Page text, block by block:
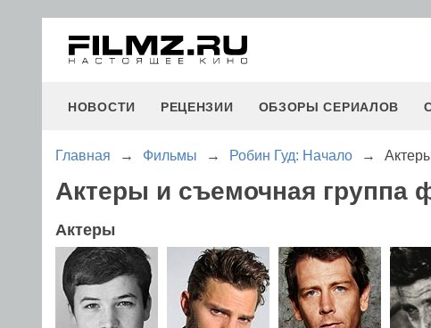
НОВОСТИ РЕЦЕНЗИИ ОБЗОРЫ СЕРИАЛОВ
Главная → Фильмы → Робин Гуд: Начало →
Актеры и съемочная группа
Актеры